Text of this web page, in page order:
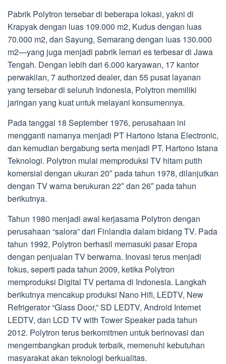
Pabrik Polytron tersebar di beberapa lokasi, yakni di
Krapyak dengan luas 109.000 m2, Kudus dengan luas
70.000 m2, dan Sayung, Semarang dengan luas 130.000
m2—yang juga menjadi pabrik lemari es terbesar di Jawa
Tengah. Dengan lebih dari 6.000 karyawan, 17 kantor
perwakilan, 7 authorized dealer, dan 55 pusat layanan
yang tersebar di seluruh Indonesia, Polytron memiliki
jaringan yang kuat untuk melayani konsumennya.
Pada tanggal 18 September 1976, perusahaan ini
mengganti namanya menjadi PT Hartono Istana Electronic,
dan kemudian bergabung serta menjadi PT. Hartono Istana
Teknologi. Polytron mulai memproduksi TV hitam putih
komersial dengan ukuran 20″ pada tahun 1978, dilanjutkan
dengan TV warna berukuran 22″ dan 26″ pada tahun
berikutnya.
Tahun 1980 menjadi awal kerjasama Polytron dengan
perusahaan “salora” dari Finlandia dalam bidang TV. Pada
tahun 1992, Polytron berhasil memasuki pasar Eropa
dengan penjualan TV berwarna. Inovasi terus menjadi
fokus, seperti pada tahun 2009, ketika Polytron
memproduksi Digital TV pertama di Indonesia. Langkah
berikutnya mencakup produksi Nano Hifi, LEDTV, New
Refrigerator “Glass Door,” SD LEDTV, Android Internet
LEDTV, dan LCD TV with Tower Speaker pada tahun
2012. Polytron terus berkomitmen untuk berinovasi dan
mengembangkan produk terbaik, memenuhi kebutuhan
masyarakat akan teknologi berkualitas.